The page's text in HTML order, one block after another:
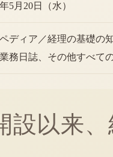
5月20日（水）
ディア／経理の基礎の
務日誌、その他すべて
設以来